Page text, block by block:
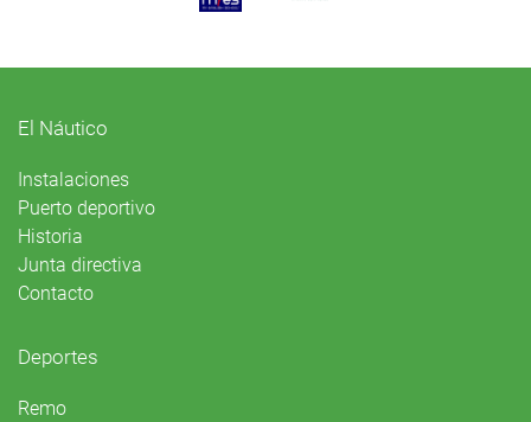
El Náutico
Instalaciones
Puerto deportivo
Historia
Junta directiva
Contacto
Deportes
Remo